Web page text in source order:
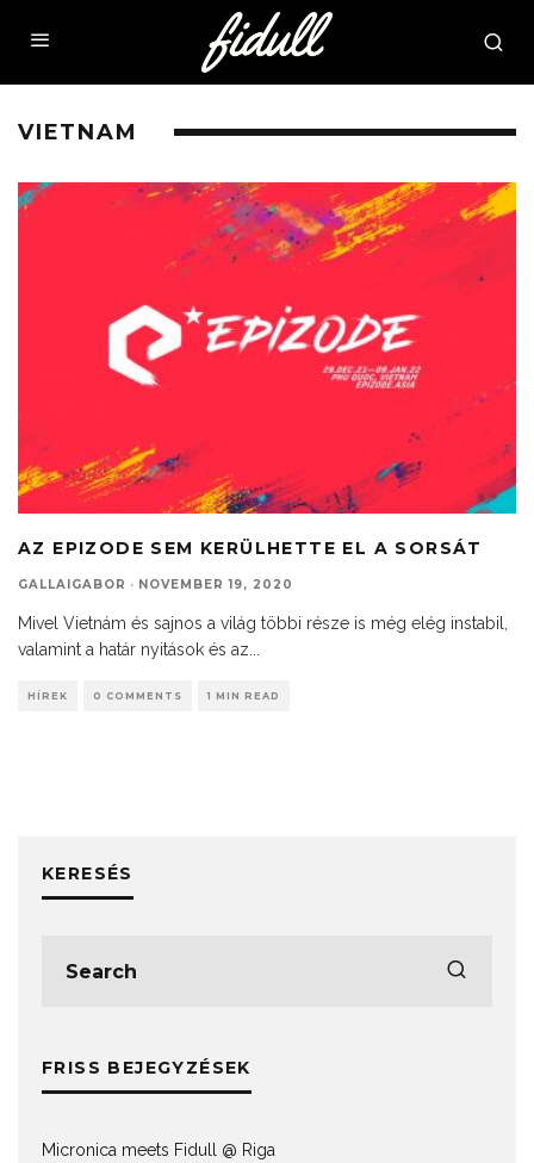
VIETNAM
AZ EPIZODE SEM KERÜLHETTE EL A SORSÁT
GALLAIGABOR · NOVEMBER 19, 2020
Mivel Vietnám és sajnos a világ többi része is még elég instabil,
valamint a határ nyitások és az
HÍREK 0 COMMENTS 1 MIN READ
KERESÉS
FRISS BEJEGYZÉSEK
Micronica meets Fidull @ Riga